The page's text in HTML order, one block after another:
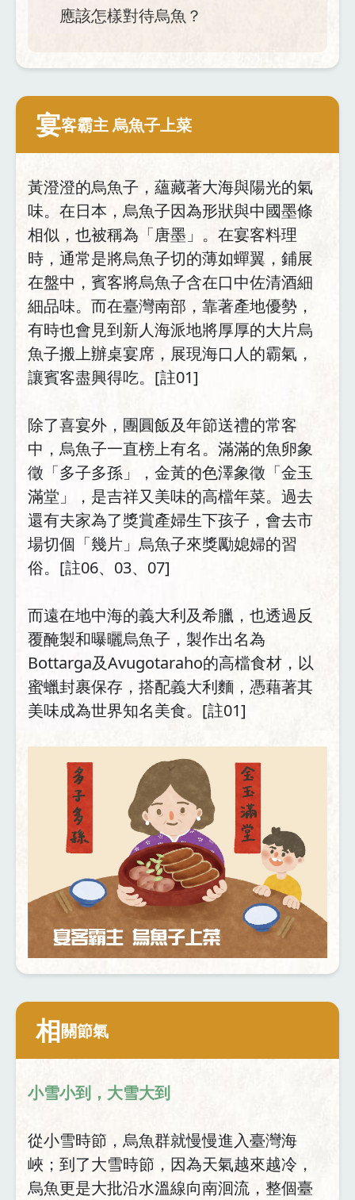
應該怎樣對待烏魚？
宴客霸主 烏魚子上菜
黃澄澄的烏魚子，蘊藏著大海與陽光的氣
味。在日本，烏魚子因為形狀與中國墨條
相似，也被稱為「唐墨」。在宴客料理
時，通常是將烏魚子切的薄如蟬翼，鋪展
在盤中，賓客將烏魚子含在口中佐清酒細
細品味。而在臺灣南部，靠著產地優勢，
有時也會見到新人海派地將厚厚的大片烏
魚子搬上辦桌宴席，展現海口人的霸氣，
讓賓客盡興得吃。[註01]
除了喜宴外，團圓飯及年節送禮的常客
中，烏魚子一直榜上有名。滿滿的魚卵象
徵「多子多孫」，金黃的色澤象徵「金玉
滿堂」，是吉祥又美味的高檔年菜。過去
還有夫家為了獎賞產婦生下孩子，會去市
場切個「幾片」烏魚子來獎勵媳婦的習
俗。[註06、03、07]
而遠在地中海的義大利及希臘，也透過反
覆醃製和曝曬烏魚子，製作出名為
Bottarga及Avugotaraho的高檔食材，以
蜜蠟封裹保存，搭配義大利麵，憑藉著其
美味成為世界知名美食。[註01]
相關節氣
小雪小到，大雪大到
從小雪時節，烏魚群就慢慢進入臺灣海
峽；到了大雪時節，因為天氣越來越冷，
烏魚更是大批沿水溫線向南洄流，整個臺